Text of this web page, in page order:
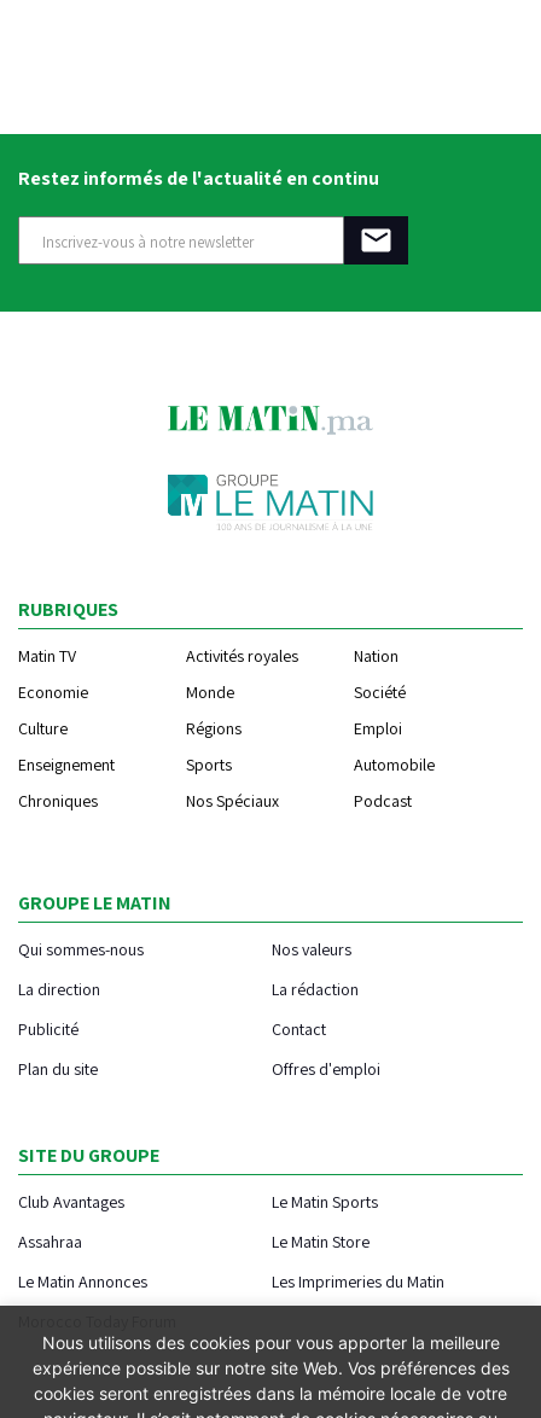
Restez informés de l'actualité en continu
RUBRIQUES
Matin TV Activités royales
Nation
Economie
Monde
Société
Culture
Régions
Emploi
Enseignement
Sports
Automobile
Chroniques
Nos Spéciaux Podcast
GROUPE LE MATIN
Qui sommes-nous
Nos valeurs
La direction
La rédaction
Publicité
Contact
Plan du site
Offres d'emploi
SITE DU GROUPE
Club Avantages
Le Matin Sports
Assahraa
Le Matin Store
Le Matin Annonces
Les Imprimeries du Matin
Nous utilisons des cookies pour vous apporter la meilleure
expérience possible sur notre site Web. Vos préférences des
cookies seront enregistrées dans la mémoire locale de votre